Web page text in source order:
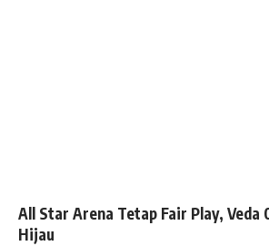
All Star Arena Tetap Fair Play, Veda
Hijau